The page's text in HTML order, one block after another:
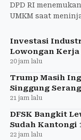
DPD RI
UMKM saat
Investasi
Lowongan Kerja
20 jam lalu
Trump Masih
Singgung
21 jam lalu
DFSK Bangkit
Sudah Kantongi
22 jam lalu